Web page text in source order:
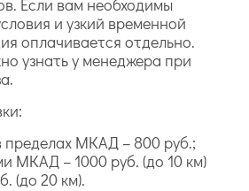
миссии, несут
функциональную нагрузку.
эффективным барьером
отводя влагу от стен и
растрескивание и
разбивают монотонную
архитектурную стройность.
карнизы надежно
зазоры, трещины и
Если вам необходимы
и узкий временной
оплачивается отдельно.
узнать у менеджера при
пределах МКАД – 800 руб.;
МКАД – 1000 руб. (до 10 км)
(до 20 км).